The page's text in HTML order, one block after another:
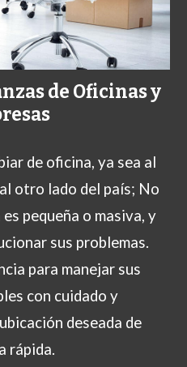
de Oficinas y
de oficina, ya sea al
otro lado del país; No
pequeña o masiva, y
sus problemas.
para manejar sus
con cuidado y
deseada de
rápida.